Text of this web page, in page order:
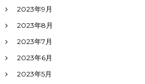
2023年9月
2023年8月
2023年7月
2023年6月
2023年5月